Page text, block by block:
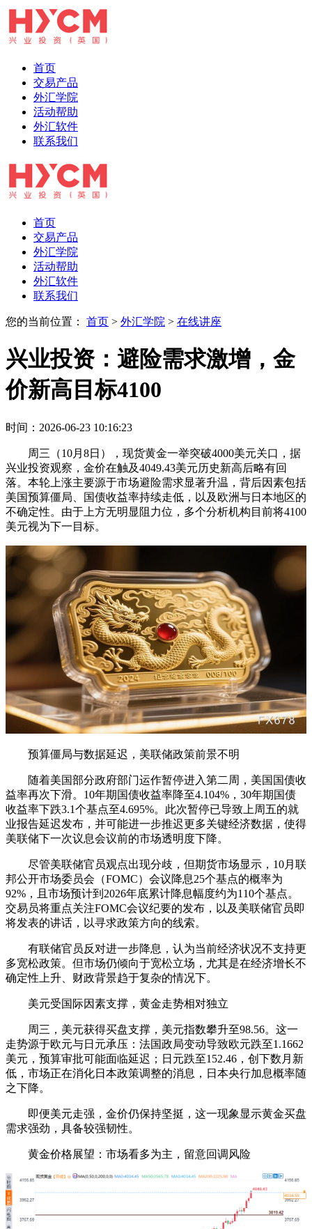
首页
交易产品
外汇学院
活动帮助
外汇软件
联系我们
首页
交易产品
外汇学院
活动帮助
外汇软件
联系我们
您的当前位置： 首页 > 外汇学院 > 在线讲座
兴业投资：避险需求激增，金
价新高目标4100
时间：2026-06-23 10:16:23
周三（10月8日），现货黄金一举突破4000美元关口，据
兴业投资观察，金价在触及4049.43美元历史新高后略有回
落。本轮上涨主要源于市场避险需求显著升温，背后因素包括
美国预算僵局、国债收益率持续走低，以及欧洲与日本地区的
不确定性。由于上方无明显阻力位，多个分析机构目前将4100
美元视为下一目标。
预算僵局与数据延迟，美联储政策前景不明
随着美国部分政府部门运作暂停进入第二周，美国国债收
益率再次下滑。10年期国债收益率降至4.104%，30年期国债
收益率下跌3.1个基点至4.695%。此次暂停已导致上周五的就
业报告延迟发布，并可能进一步推迟更多关键经济数据，使得
美联储下一次议息会议前的市场透明度下降。
尽管美联储官员观点出现分歧，但期货市场显示，10月联
邦公开市场委员会（FOMC）会议降息25个基点的概率为
92%，且市场预计到2026年底累计降息幅度约为110个基点。
交易员将重点关注FOMC会议纪要的发布，以及美联储官员即
将发表的讲话，以寻求政策方向的线索。
有联储官员反对进一步降息，认为当前经济状况不支持更
多宽松政策。但市场仍倾向于宽松立场，尤其是在经济增长不
确定性上升、财政背景趋于复杂的情况下。
美元受国际因素支撑，黄金走势相对独立
周三，美元获得买盘支撑，美元指数攀升至98.56。这一
走势源于欧元与日元承压：法国政局变动导致欧元跌至1.1662
美元，预算审批可能面临延迟；日元跌至152.46，创下数月新
低，市场正在消化日本政策调整的消息，日本央行加息概率随
之下降。
即便美元走强，金价仍保持坚挺，这一现象显示黄金买盘
需求强劲，具备较强韧性。
黄金价格展望：市场看多为主，留意回调风险